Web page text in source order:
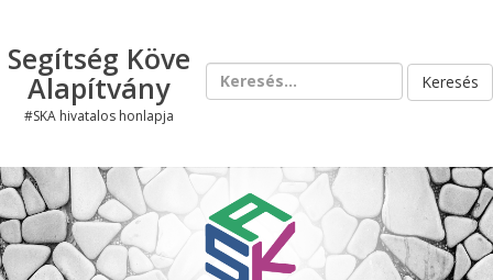
content
Segítség Köve
Alapítvány
#SKA hivatalos honlapja
Keresés: